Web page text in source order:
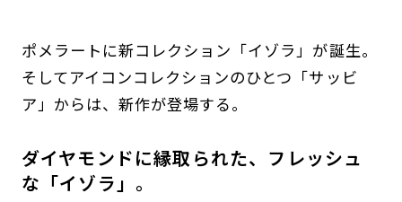
ポメラートに新コレクション「イゾラ」が誕生。
そしてアイコンコレクションのひとつ「サッビ
ア」からは、新作が登場する。
ダイヤモンドに縁取られた、フレッシュ
な「イゾラ」。